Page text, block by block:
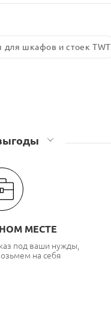
для шкафов и стоек TWT
МЕСТЕ
под ваши нужды,
на себя